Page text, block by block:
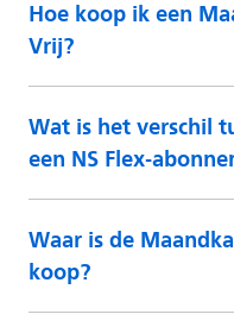
Hoe koop ik een
Vrij?
Wat is het verschil
een NS Flex-
Waar is de
koop?